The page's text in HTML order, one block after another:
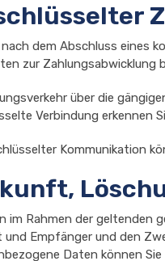
dem Abschluss eines
zur Zahlungsabwicklung
über die
Verbindung erkennen
Kommunikation
im Rahmen der geltenden
und Empfänger und den
Daten können